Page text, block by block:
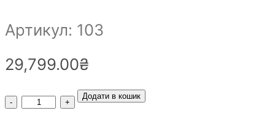
Артикул: 103
29,799.00₴
Кондиціонер
Додати в кошик